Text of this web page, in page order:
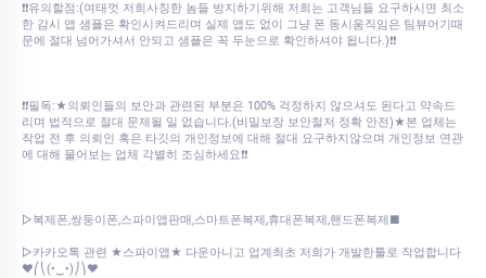
❗❗유의할점:(여태껏 저희사칭한 놈들 방지하기위해 저희는 고객님들 요구하시면 최소
한 감시 앱 샘플은 확인시켜드리며 실제 앱도 없이 그냥 폰 동시움직임은 팀뷰어기때
문에 절대 넘어가셔서 안되고 샘플은 꼭 두눈으로 확인하셔야 됩니다.)❗❗
❗❗필독:★의뢰인들의 보안과 관련된 부분은 100% 걱정하지 않으셔도 된다고 약속드
리며 법적으로 절대 문제될 일 없습니다.(비밀보장 보안철저 정확 안전)★본 업체는
작업 전 후 의뢰인 혹은 타깃의 개인정보에 대해 절대 요구하지않으며 개인정보 연관
에 대해 물어보는 업체 각별히 조심하세요❗❗
▷복제폰,쌍둥이폰,스파이앱판매,스마트폰복제,휴대폰복제,핸드폰복제■
▷카카오톡 관련 ★스파이앱★ 다운아니고 업계최초 저희가 개발한툴로 작업합니다
♥⎛⎝(•‿•)⎠⎞♥